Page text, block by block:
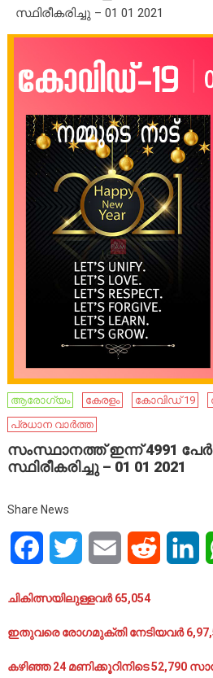
സ്ഥിരീകരിച്ചു – 01 01 2021
ആരോഗ്യം കേരളം കോവിഡ് 19
പ്രധാന വാർത്ത
സംസ്ഥാനത്ത് ഇന്ന് 4991
സ്ഥിരീകരിച്ചു – 01 01 2021
Share News
FacebookTwitter Email Reddit
ചികിത്സയിലുള്ളവര്‍ 65,054
ഇതുവരെ രോഗമുക്തി നേടിയവര്‍
കഴിഞ്ഞ 24 മണിക്കൂറിനിടെ 52,790